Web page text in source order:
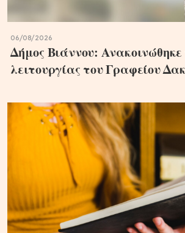
06/08/2026
Δήμος Βιάννου:
λειτουργίας του Γραφείου